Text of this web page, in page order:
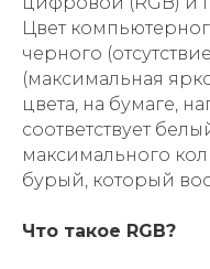
Цвет
черного
(максимальная
цвета, на бумаг­е,
соответств­ует
максимального
бурый, который
Что такое RGB?